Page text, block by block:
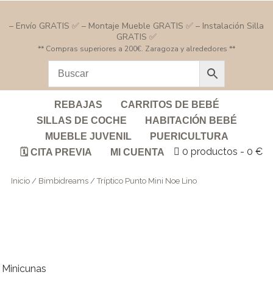
– Envío GRATIS ✅ – Montaje Mueble GRATIS ✅ – Instalación Silla
GRATIS ✅
** Compras superiores a 200€. Zaragoza y alrededores **
REBAJAS
CARRITOS DE BEBÉ
SILLAS DE COCHE
HABITACIÓN BEBÉ
MUEBLE JUVENIL
PUERICULTURA
🗓️ CITA PREVIA
MI CUENTA 0 productos 0 €
Inicio / Bimbidreams / Tríptico Punto Mini Noe Lino
Minicunas